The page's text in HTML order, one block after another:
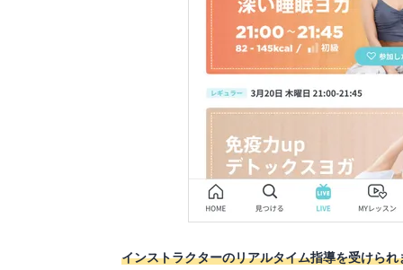
インストラクターのリアルタイム指導を受けられ